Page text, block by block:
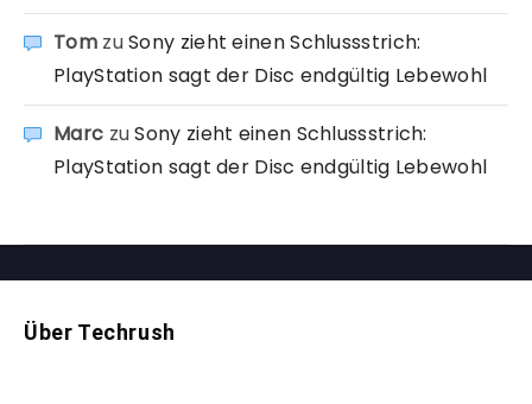
TomzuSony zieht einen Schlussstrich:
PlayStation sagt der Disc endgültig Lebewohl
Marc zuSony zieht einen Schlussstrich:
PlayStation sagt der Disc endgültig Lebewohl
Über Techrush